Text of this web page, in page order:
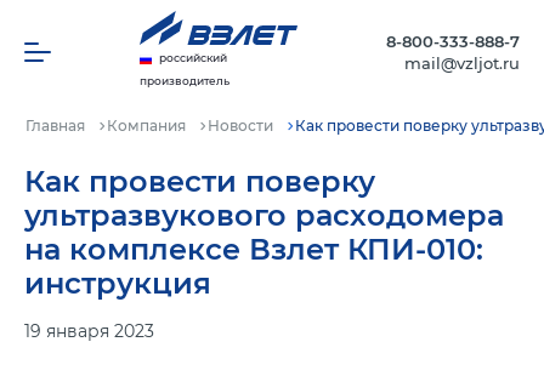
российский
производитель
8-800-333-888-7
mail@vzljot.ru
Главная Компания Новости Как провести поверку
Как провести поверку
ультразвукового расходомера
на комплексе Взлет КПИ-010:
инструкция
19 января 2023